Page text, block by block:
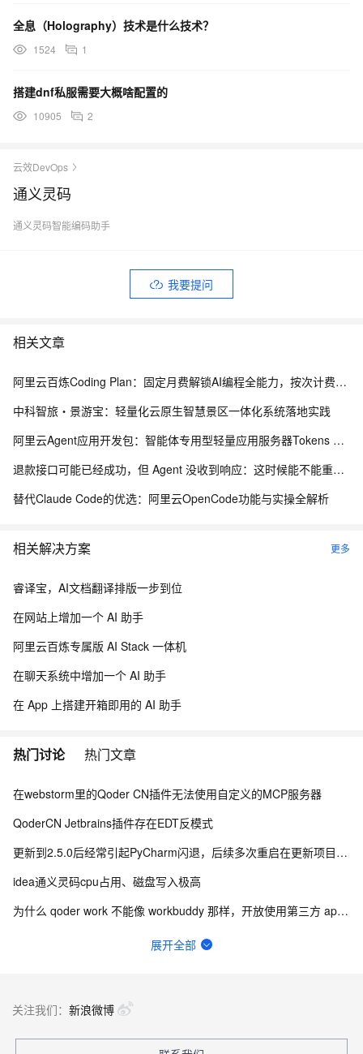
java.base/java.lang.invoke.MethodHandle.invokeWithArgument
s(MethodHandle.java:733)
at
at
t.instantiate$lambda$8$lambda$7(instantiate.kt:289)
t.withStoredTemporaryContext(instantiate.kt:306)
com.intellij.platform.instanceContainer.instantiation.InstantiateK
at
com.intellij.platform.instanceContainer.instantiation.InstantiateK
t.instantiate(instantiate.kt:40)
at
tance$suspendImpl(ServiceInstanceInitializer.kt:30)
at
tance(ServiceInstanceInitializer.kt)
at
com.intellij.platform.instanceContainer.internal.LazyInstanceHol
com.intellij.platform.instanceContainer.internal.LazyInstanceHol
com.intellij.platform.instanceContainer.internal.LazyInstanceHol
at
OrReturn(Undispatched.kt:62)
kotlinx.coroutines.BuildersKt__Builders_commonKt.withContext(
at kotlinx.coroutines.BuildersKt.withContext(Unknown Source)
全息（Holography）技术是什么技术？
1524 1
搭建dnf私服需要大概啥配置的
10905 2
云效DevOps
通义灵码
通义灵码智能编码助手
我要提问
相关文章
阿里云百炼Coding Plan：固定月费解锁AI编程全能力，按次计费告别Token焦虑
中科智旅・景游宝：轻量化云原生智慧景区一体化系统落地实践
阿里云Agent应用开发包：智能体专用型轻量应用服务器Tokens 2亿、4亿及8亿，首月5折活动
退款接口可能已经成功，但 Agent 没收到响应：这时候能不能重试？
替代Claude Code的优选：阿里云OpenCode功能与实操全解析
相关解决方案 更多
睿译宝，AI文档翻译排版一步到位
在网站上增加一个 AI 助手
阿里云百炼专属版 AI Stack 一体机
在聊天系统中增加一个 AI 助手
在 App 上搭建开箱即用的 AI 助手
热门讨论 热门文章
在webstorm里的Qoder CN插件无法使用自定义的MCP服务器
QoderCN Jetbrains插件存在EDT反模式
更新到2.5.0后经常引起PyCharm闪退，后续多次重启在更新项目索引的时候闪退退
idea通义灵码cpu占用、磁盘写入极高
为什么 qoder work 不能像 workbuddy 那样，开放使用第三方 api？
Qoder 导入 Cursor 设置长时间卡住，始终无法完成导入
关于通义灵码智能问答断流问题！
展开全部
关注我们： 新浪微博